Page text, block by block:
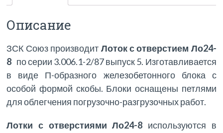
Описание
ЗСК Союз производит Лоток с отверстием Ло24-
8 по серии 3.006.1-2/87 выпуск 5. Изготавливается
в виде П-образного железобетонного блока с
особой формой скобы. Блоки оснащены петлями
для облегчения погрузочно-разгрузочных работ.
Лотки с отверстиями Ло24-8 используются в